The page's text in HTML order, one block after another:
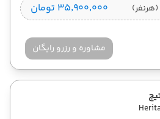
۳۵٬۹۰۰٬۰۰۰ تومان
مشاوره و رزرو رایگان